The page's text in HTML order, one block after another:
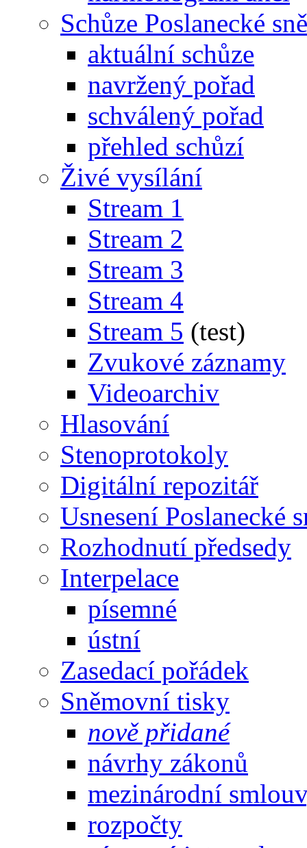
Schůze Poslanecké
aktuální schůze
navržený pořad
schválený pořad
přehled schůzí
Živé vysílání
Stream 1
Stream 2
Stream 3
Stream 4
Stream 5 (test)
Zvukové záznamy
Videoarchiv
Hlasování
Stenoprotokoly
Digitální repozitář
Usnesení Poslanecké
Rozhodnutí předsedy
Interpelace
písemné
ústní
Zasedací pořádek
Sněmovní tisky
nově přidané
návrhy zákonů
mezinárodní
rozpočty